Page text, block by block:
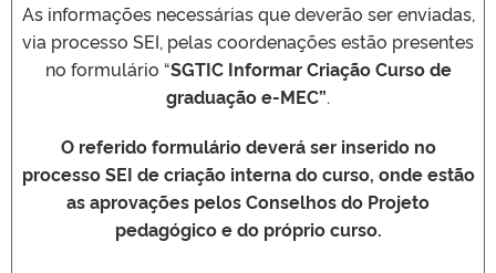
As informações necessárias que deverão ser enviadas,
via processo SEI, pelas coordenações estão presentes
no formulário “SGTIC Informar Criação Curso de
graduação e-MEC”.
O referido formulário deverá ser inserido no
processo SEI de criação interna do curso, onde estão
as aprovações pelos Conselhos do Projeto
pedagógico e do próprio curso.